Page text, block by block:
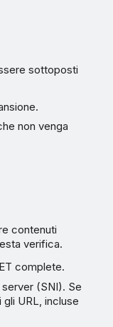
sottoposti
non venga
contenuti
verifica.
complete.
(SNI). Se
URL, incluse